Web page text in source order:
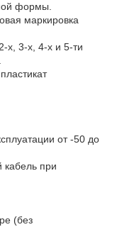
формы.
маркировка
х, 3-х, 4-х и 5-ти
от -50 до
при
(без